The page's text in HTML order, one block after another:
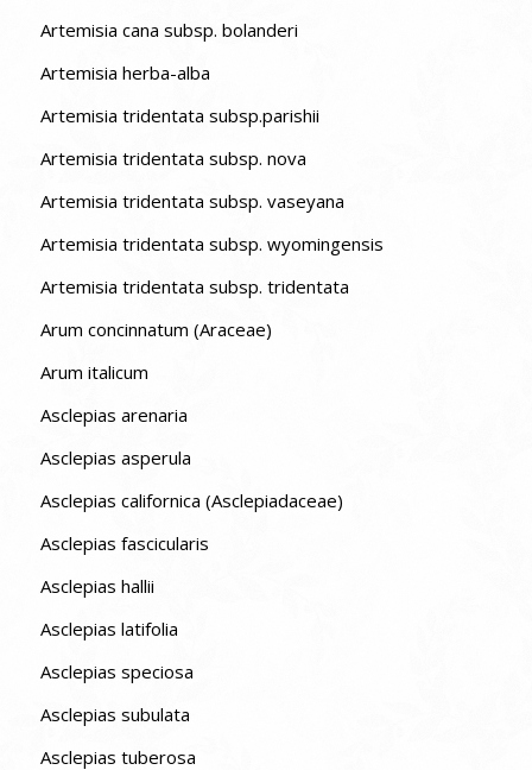
Artemisia cana subsp. bolanderi
Artemisia herba-alba
Artemisia tridentata subsp.parishii
Artemisia tridentata subsp. nova
Artemisia tridentata subsp. vaseyana
Artemisia tridentata subsp. wyomingensis
Artemisia tridentata subsp. tridentata
Arum concinnatum (Araceae)
Arum italicum
Asclepias arenaria
Asclepias asperula
Asclepias californica (Asclepiadaceae)
Asclepias fascicularis
Asclepias hallii
Asclepias latifolia
Asclepias speciosa
Asclepias subulata
Asclepias tuberosa